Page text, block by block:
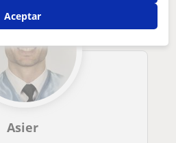
Asier
Aceptar